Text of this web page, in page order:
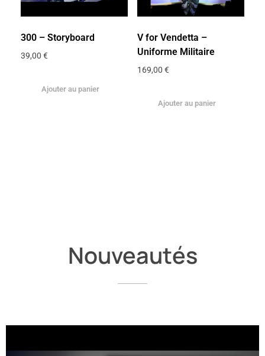
300 – Storyboard
39,00 €
Ajouter au panier
V for Vendetta –
Uniforme Militaire
169,00 €
Ajouter au panier
Nouveautés